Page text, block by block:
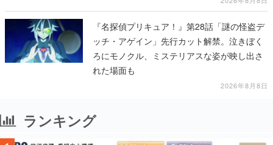
『名探偵プリキュア！』第28話「謎の怪盗デ
ッチ・アゲイン」先行カット解禁。泣きぼく
ろにモノクル、ミステリアスな姿が映し出さ
れた場面も
2026年8月8日
ランキング